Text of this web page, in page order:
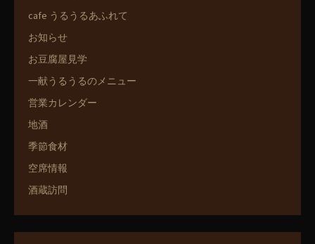
cafe うるうるあふれて
お知らせ
お豆腐屋見学
一献うるうるのメニュー
営業カレンダー
地酒
季節食材
空席情報
酒蔵訪問